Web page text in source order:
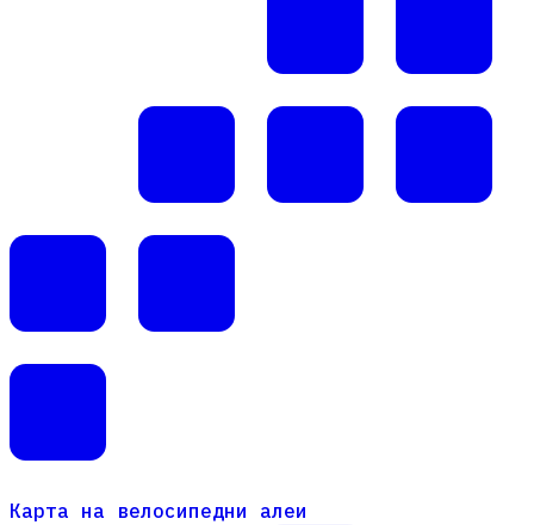
Карта на велосипедни алеи